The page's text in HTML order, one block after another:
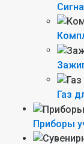
Газ
Приборы